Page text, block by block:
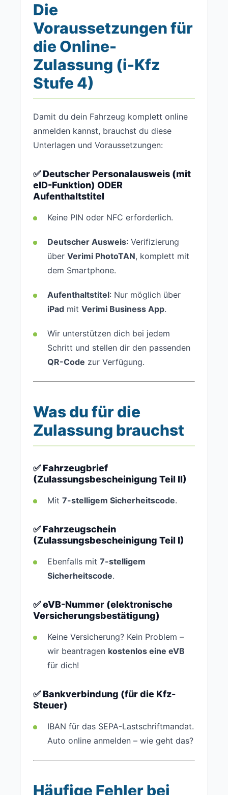
Die
Voraussetzungen für
die Online-
Zulassung (i-Kfz
Stufe 4)
Damit du dein Fahrzeug komplett online
anmelden kannst, brauchst du diese
Unterlagen und Voraussetzungen:
✅ Deutscher Personalausweis (mit
eID-Funktion) ODER
Aufenthaltstitel
Keine PIN oder NFC erforderlich.
Deutscher Ausweis: Verifizierung
über Verimi PhotoTAN, komplett mit
dem Smartphone.
Aufenthaltstitel: Nur möglich über
iPad mit Verimi Business App.
Wir unterstützen dich bei jedem
Schritt und stellen dir den passenden
QR-Code zur Verfügung.
Was du für die
Zulassung brauchst
✅ Fahrzeugbrief
(Zulassungsbescheinigung Teil II)
Mit 7-stelligem Sicherheitscode.
✅ Fahrzeugschein
(Zulassungsbescheinigung Teil I)
Ebenfalls mit 7-stelligem
Sicherheitscode.
✅ eVB-Nummer (elektronische
Versicherungsbestätigung)
Keine Versicherung? Kein Problem –
wir beantragen kostenlos eine eVB
für dich!
✅ Bankverbindung (für die Kfz-
Steuer)
IBAN für das SEPA-Lastschriftmandat.
Auto online anmelden – wie geht das?
Häufige Fehler bei